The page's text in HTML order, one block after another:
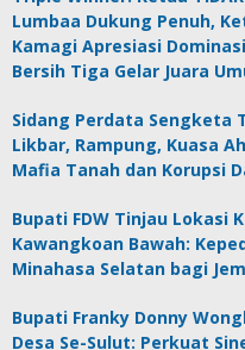
Lumbaa Dukung Penuh,
Kamagi Apresiasi
Bersih Tiga Gelar Juara
Sidang Perdata Sengketa
Likbar, Rampung, Kuasa
Mafia Tanah dan Korupsi
Bupati FDW Tinjau Lokasi
Kawangkoan Bawah:
Minahasa Selatan bagi
Bupati Franky Donny
Desa Se-Sulut: Perkuat